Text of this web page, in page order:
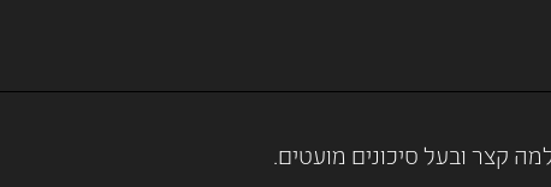
קצר ובעל סיכונים מועטים.